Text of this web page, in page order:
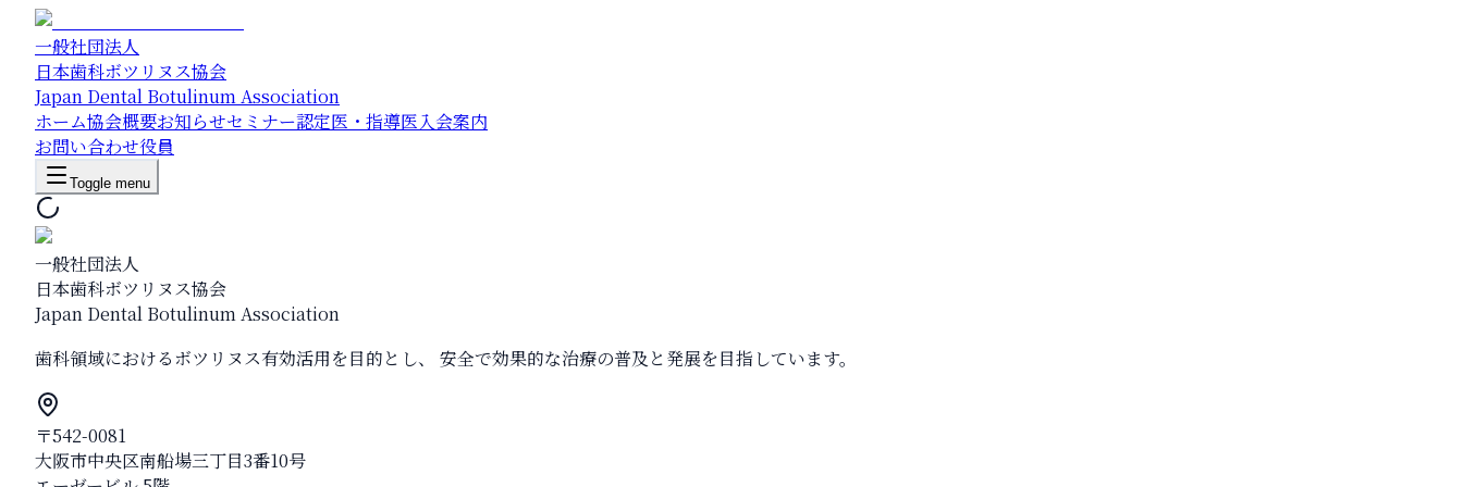
一般社団法人
日本歯科ボツリヌス協会
Japan Dental Botulinum Association
ホーム協会概要お知らせセミナー認定医・指導医入会案内
お問い合わせ役員
Toggle menu
一般社団法人
日本歯科ボツリヌス協会
Japan Dental Botulinum Association
歯科領域におけるボツリヌス有効活用を目的とし、 安全で効果的な治療の普及と発展を目指しています。
〒542-0081
大阪市中央区南船場三丁目3番10号